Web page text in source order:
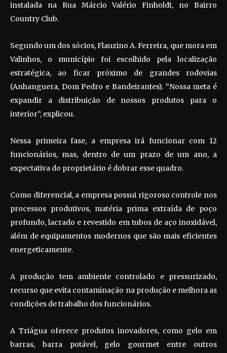
instalada na Rua Márcio Valério Finholdt, no Bairro
Country Club.
Segundo um dos sócios, Flauzino A. Ferreira, que mora em
Valinhos, o município foi escolhido pela localização
estratégica, ao ficar próximo de grandes rodovias
(Anhanguera, Dom Pedro e Bandeirantes). “Nossa meta é
expandir a distribuição de nossos produtos para o
interior”, explicou.
Nessa primeira fase, a empresa irá funcionar com 12
funcionários, mas, dentro de um prazo de um ano, a
expectativa do proprietário é dobrar esse quadro.
Como diferencial, a empresa possui rigoroso controle nos
processos produtivos, matéria prima extraída de poço
profundo, lacrado e revestido em tubos de aço inoxidável,
além de equipamentos modernos que são mais eficientes
energeticamente.
A produção tem ambiente controlado e pressurizado,
recurso que evita contaminação na produção e melhora as
condições de trabalho dos funcionários.
A Triágua oferece produtos inovadores, como gelo em
barras, barra potável, gelo gourmet entre outros